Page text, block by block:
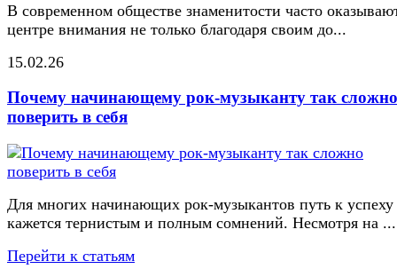
В современном обществе знаменитости часто
центре внимания не только благодаря своим до...
15.02.26
Почему начинающему рок-музыканту так сложно
поверить в себя
Для многих начинающих рок-музыкантов путь к успеху
кажется тернистым и полным сомнений. Несмотря на ...
Перейти к статьям